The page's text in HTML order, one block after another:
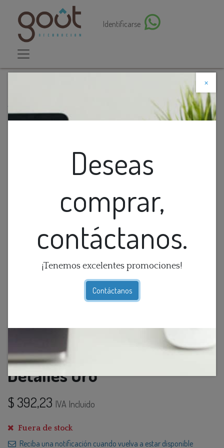
Identificarse
×
Deseas
comprar,
contáctanos.
¡Tenemos excelentes promociones!
Contáctanos
Descuento web
Lamp. Mesa De Marmol Con Detalles Oro
Lamp. Mesa De Marmol Con
Detalles Oro
$ 392,23 IVA Incluido
Fuera de stock
Reciba una notificación cuando vuelva a estar disponible